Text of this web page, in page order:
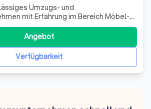
Umzugs- und
mit Erfahrung im Bereich Möbel-
Unser eingespieltes Team arbeitet
Flexibilität steht bei uns
kurzfristige Aufträge, kleine
Umzüge. Wir
Verfügbarkeit
Angebot